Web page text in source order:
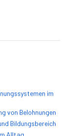
im
von Belohnungen
Bildungsbereich
Alltag